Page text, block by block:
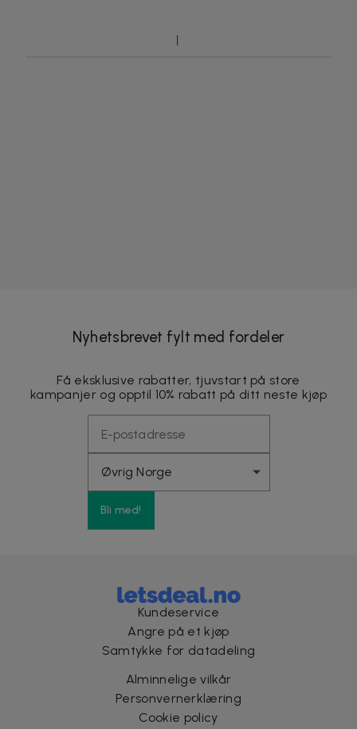
Nyhetsbrevet fylt med fordeler
Få eksklusive rabatter, tjuvstart på store
kampanjer og opptil 10% rabatt på ditt neste kjøp
Bli med!
Kundeservice
Angre på et kjøp
Samtykke for datadeling
Alminnelige vilkår
Personvernerklæring
Cookie policy